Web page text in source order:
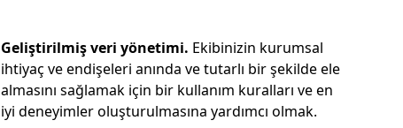
Geliştirilmiş veri yönetimi. Ekibinizin kurumsal
ihtiyaç ve endişeleri anında ve tutarlı bir şekilde ele
almasını sağlamak için bir kullanım kuralları ve en
iyi deneyimler oluşturulmasına yardımcı olmak.